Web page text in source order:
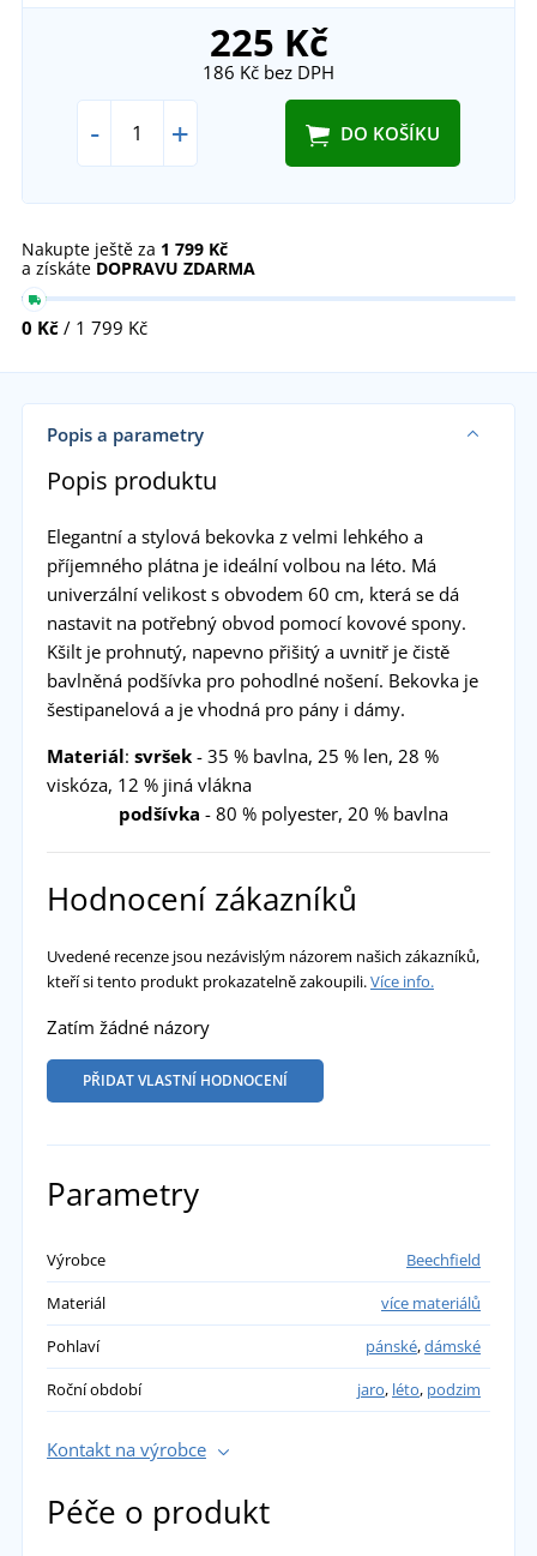
225 Kč
186 Kč bez DPH
- + DO KOŠÍKU
Nakupte ještě za 1 799 Kč
a získáte DOPRAVU ZDARMA
0 Kč / 1 799 Kč
Popis a parametry
Popis produktu
Elegantní a stylová bekovka z velmi lehkého a
příjemného plátna je ideální volbou na léto. Má
univerzální velikost s obvodem 60 cm, která se dá
nastavit na potřebný obvod pomocí kovové spony.
Kšilt je prohnutý, napevno přišitý a uvnitř je čistě
bavlněná podšívka pro pohodlné nošení. Bekovka je
šestipanelová a je vhodná pro pány i dámy.
Materiál: svršek- 35 % bavlna, 25 % len, 28 %
viskóza, 12 % jiná vlákna
podšívka - 80 % polyester, 20 % bavlna
Hodnocení zákazníků
Uvedené recenze jsou nezávislým názorem našich zákazníků,
kteří si tento produkt prokazatelně zakoupili.Více info.
Zatím žádné názory
PŘIDAT VLASTNÍ HODNOCENÍ
Parametry
Výrobce
Beechfield
Materiál
více materiálů
Pohlaví
pánské,dámské
Roční období
jaro, léto, podzim
Kontakt na výrobce
Péče o produkt